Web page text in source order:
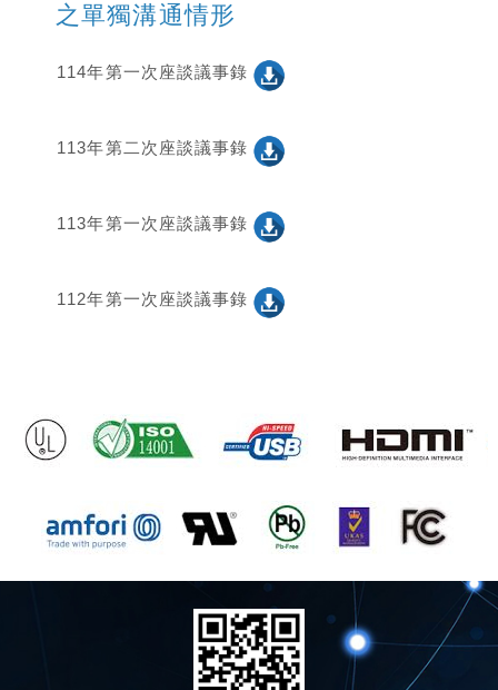
之單獨溝通情形
114年第一次座談議事錄
113年第二次座談議事錄
113年第一次座談議事錄
112年第一次座談議事錄